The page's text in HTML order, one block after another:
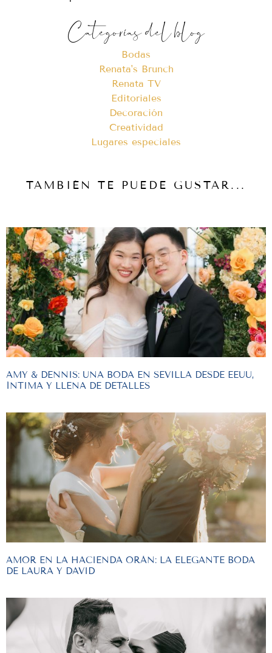
Categorías del blog
Bodas
Renata's Brunch
Renata TV
Editoriales
Decoración
Creatividad
Lugares especiales
TAMBIÉN TE PUEDE GUSTAR...
AMY & DENNIS: UNA BODA EN SEVILLA DESDE EEUU,
ÍNTIMA Y LLENA DE DETALLES
AMOR EN LA HACIENDA ORÁN: LA ELEGANTE BODA
DE LAURA Y DAVID